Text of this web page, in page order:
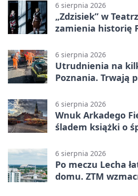
6 sierpnia 2026
„Zdzisiek” w
zamienia historię
6 sierpnia 2026
Utrudnienia na
Poznania. Trwają
6 sierpnia 2026
Wnuk Arkadego
śladem książki o
6 sierpnia 2026
Po meczu Lecha
domu. ZTM